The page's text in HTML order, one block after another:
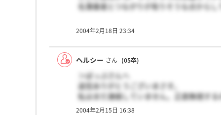
名簿業者とつながりが有りそうな点からし
2004年2月18日 23:34
ヘルシー さん (05卒)
＞ばっぷさんへ
返信ありがとうございまさす。
私はまだ連絡していません。正直無視す
応募しといてそう言うのもなんですがね。
2004年2月15日 16:38